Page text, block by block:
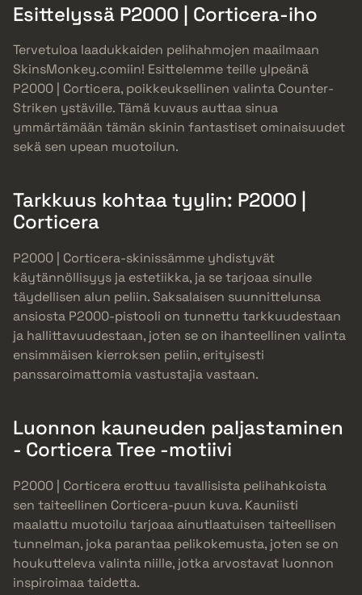
Esittelyssä P2000 | Corticera-iho
Tervetuloa laadukkaiden pelihahmojen maailmaan
SkinsMonkey.comiin! Esittelemme teille ylpeänä
P2000 | Corticera, poikkeuksellinen valinta Counter-
Striken ystäville. Tämä kuvaus auttaa sinua
ymmärtämään tämän skinin fantastiset ominaisuudet
sekä sen upean muotoilun.
Tarkkuus kohtaa tyylin: P2000 |
Corticera
P2000 | Corticera-skinissämme yhdistyvät
käytännöllisyys ja estetiikka, ja se tarjoaa sinulle
täydellisen alun peliin. Saksalaisen suunnittelunsa
ansiosta P2000-pistooli on tunnettu tarkkuudestaan
ja hallittavuudestaan, joten se on ihanteellinen valinta
ensimmäisen kierroksen peliin, erityisesti
panssaroimattomia vastustajia vastaan.
Luonnon kauneuden paljastaminen
- Corticera Tree -motiivi
P2000 | Corticera erottuu tavallisista pelihahkoista
sen taiteellinen Corticera-puun kuva. Kauniisti
maalattu muotoilu tarjoaa ainutlaatuisen taiteellisen
tunnelman, joka parantaa pelikokemusta, joten se on
houkutteleva valinta niille, jotka arvostavat luonnon
inspiroimaa taidetta.